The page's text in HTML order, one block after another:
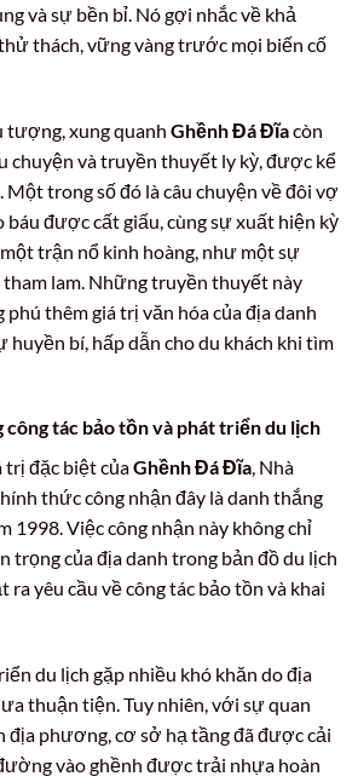
và sự bền bỉ. Nó gợi nhắc về khả
thách, vững vàng trước mọi biến cố
tượng, xung quanh Ghềnh Đá Đĩacòn
chuyện và truyền thuyết ly kỳ, được kể
Một trong số đó là câu chuyện về đôi vợ
báu được cất giấu, cùng sự xuất hiện kỳ
một trận nổ kinh hoàng, như một sự
lam. Những truyền thuyết này
phú thêm giá trị văn hóa của địa danh
huyền bí, hấp dẫn cho du khách khi tìm
tác bảo tồn và phát triển du lịch
đặc biệt củaGhềnh Đá Đĩa, Nhà
thức công nhận đây là danh thắng
1998. Việc công nhận này không chỉ
trọng của địa danh trong bản đồ du lịch
ra yêu cầu về công tác bảo tồn và khai
du lịch gặp nhiều khó khăn do địa
thuận tiện. Tuy nhiên, với sự quan
địa phương, cơ sở hạ tầng đã được cải
vào ghềnh được trải nhựa hoàn